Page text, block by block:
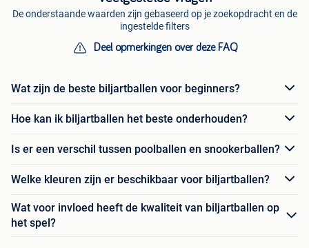
De onderstaande waarden zijn gebaseerd op je zoekopdracht en de
ingestelde filters
Deel opmerkingen over deze FAQ
Wat zijn de beste biljartballen voor beginners?
Hoe kan ik biljartballen het beste onderhouden?
Is er een verschil tussen poolballen en snookerballen?
Welke kleuren zijn er beschikbaar voor biljartballen?
Wat voor invloed heeft de kwaliteit van biljartballen op
het spel?